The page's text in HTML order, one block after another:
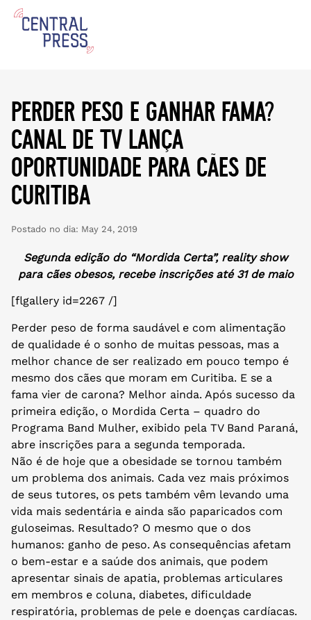
perder peso e ganhar fama?
canal de tv lança
oportunidade para cães de
curitiba
Postado no dia: May 24, 2019
Segunda edição do “Mordida Certa”, reality show
para cães obesos, recebe inscrições até 31 de maio
[flgallery id=2267 /]
Perder peso de forma saudável e com alimentação
de qualidade é o sonho de muitas pessoas, mas a
melhor chance de ser realizado em pouco tempo é
mesmo dos cães que moram em Curitiba. E se a
fama vier de carona? Melhor ainda. Após sucesso da
primeira edição, o Mordida Certa – quadro do
Programa Band Mulher, exibido pela TV Band Paraná,
abre inscrições para a segunda temporada.
Não é de hoje que a obesidade se tornou também
um problema dos animais. Cada vez mais próximos
de seus tutores, os pets também vêm levando uma
vida mais sedentária e ainda são paparicados com
guloseimas. Resultado? O mesmo que o dos
humanos: ganho de peso. As consequências afetam
o bem-estar e a saúde dos animais, que podem
apresentar sinais de apatia, problemas articulares
em membros e coluna, diabetes, dificuldade
respiratória, problemas de pele e doenças cardíacas.